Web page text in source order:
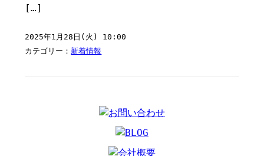
[…]
2025年1月28日(火) 10:00
カテゴリー： 新着情報